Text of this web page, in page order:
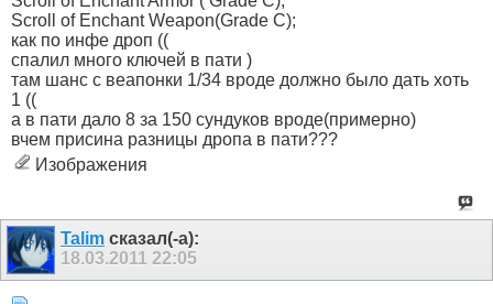
Scroll of Enchant Weapon(Grade C);
как по инфе дроп ((
спалил много ключей в пати )
там шанс с веапонки 1/34 вроде должно было дать хоть
1 ((
а в пати дало 8 за 150 сундуков вроде(примерно)
вчем присина разницы дропа в пати???
Изображения
Talim сказал(-а):
18.03.2011 22:05